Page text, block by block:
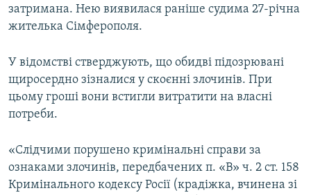
затримана. Нею виявилася раніше судима 27-річна
жителька Сімферополя.
У відомстві стверджують, що обидві підозрювані
щиросердно зізналися у скоєнні злочинів. При
цьому гроші вони встигли витратити на власні
потреби.
«Слідчими порушено кримінальні справи за
ознаками злочинів, передбачених п. «В» ч. 2 ст. 158
Кримінального кодексу Росії (крадіжка, вчинена зі